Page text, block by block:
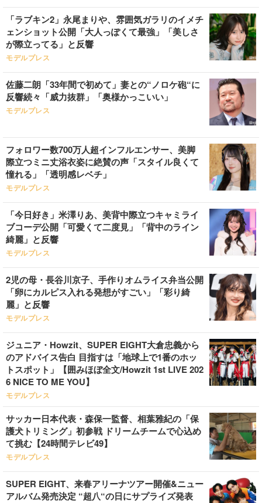
「ラブキン2」永尾まりや、雰囲気ガラリのイメチ
ェンショット公開「大人っぽくて最強」「美しさ
が際立ってる」と反響
モデルプレス
佐藤二朗「33年間で初めて」妻との“ノロケ砲“に
反響続々「威力抜群」「奥様かっこいい」
モデルプレス
フォロワー数700万人超インフルエンサー、美脚
際立つミニ丈浴衣姿に絶賛の声「スタイル良くて
憧れる」「透明感レベチ」
モデルプレス
「今日好き」米澤りあ、美背中際立つキャミライ
ブコーデ公開「可愛くて二度見」「背中のライン
綺麗」と反響
モデルプレス
2児の母・長谷川京子、手作りオムライス弁当公開
「卵にカルピス入れる発想がすごい」「彩り綺
麗」と反響
モデルプレス
ジュニア・Howzit、SUPER EIGHT大倉忠義から
のアドバイス告白 目指すは「地球上で1番のホッ
トスポット」【囲みほぼ全文/Howzit 1st LIVE 202
6 NICE TO ME YOU】
モデルプレス
サッカー日本代表・森保一監督、相葉雅紀の「保
護犬トリミング」初参戦 ドリームチームで心込め
て挑む【24時間テレビ49】
モデルプレス
SUPER EIGHT、来春アリーナツアー開催&ニュー
アルバム発売決定 “超八“の日にサプライズ発表